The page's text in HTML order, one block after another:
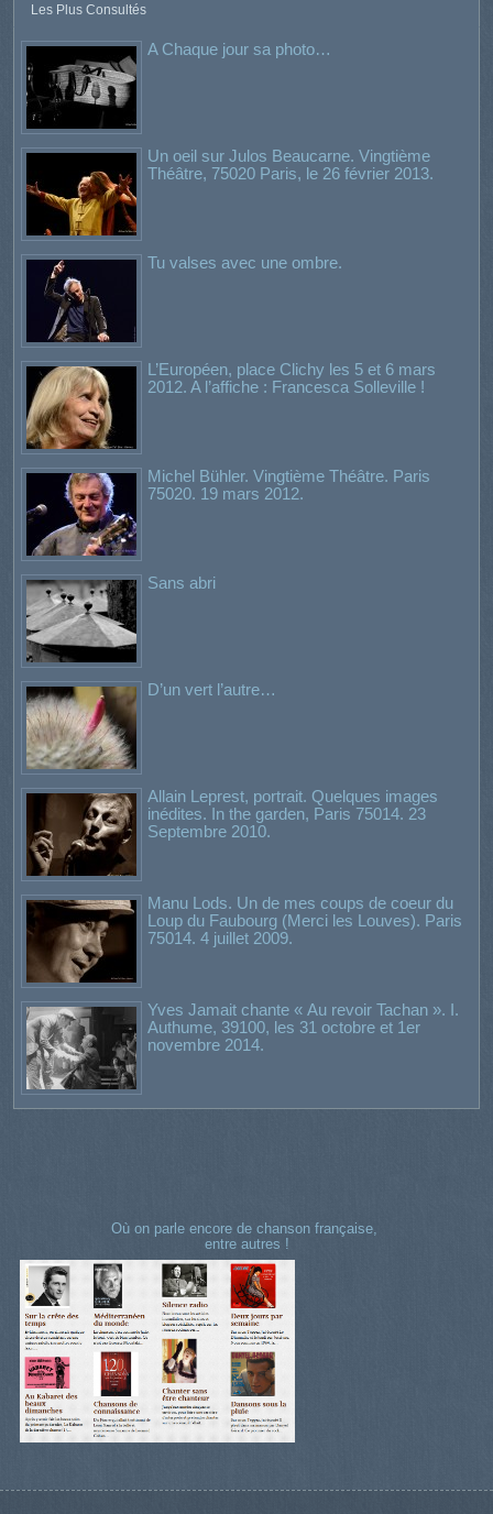
Les Plus Consultés
A Chaque jour sa photo…
Un oeil sur Julos Beaucarne. Vingtième
Théâtre, 75020 Paris, le 26 février 2013.
Tu valses avec une ombre.
L’Européen, place Clichy les 5 et 6 mars
2012. A l’affiche : Francesca Solleville !
Michel Bühler. Vingtième Théâtre. Paris
75020. 19 mars 2012.
Sans abri
D’un vert l’autre…
Allain Leprest, portrait. Quelques images
inédites. In the garden, Paris 75014. 23
Septembre 2010.
Manu Lods. Un de mes coups de coeur du
Loup du Faubourg (Merci les Louves). Paris
75014. 4 juillet 2009.
Yves Jamait chante « Au revoir Tachan ». I.
Authume, 39100, les 31 octobre et 1er
novembre 2014.
Où on parle encore de chanson française,
entre autres !